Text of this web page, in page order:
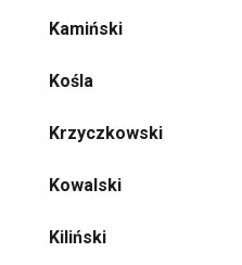
Kamiński
Kośla
Krzyczkowski
Kowalski
Kiliński